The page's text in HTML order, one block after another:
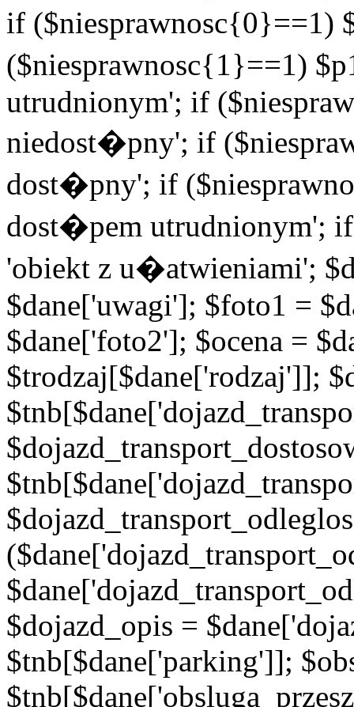
if ($niesprawnosc{0}==1)
($niesprawnosc{1}==1)
utrudnionym'; if
niedost�pny'; if
dost�pny'; if
dost�pem utrudnionym';
'obiekt z u�atwieniami';
$dane['uwagi']; $foto1 =
$dane['foto2']; $ocena =
$trodzaj[$dane['rodzaj']];
$dojazd_opis =
$tnb[$dane['parking']];